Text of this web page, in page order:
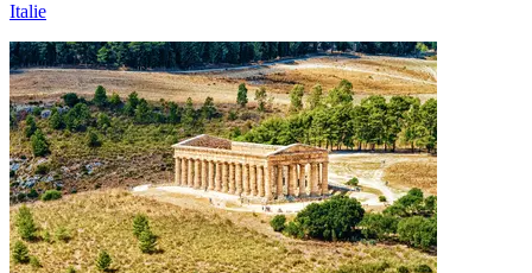
Italie